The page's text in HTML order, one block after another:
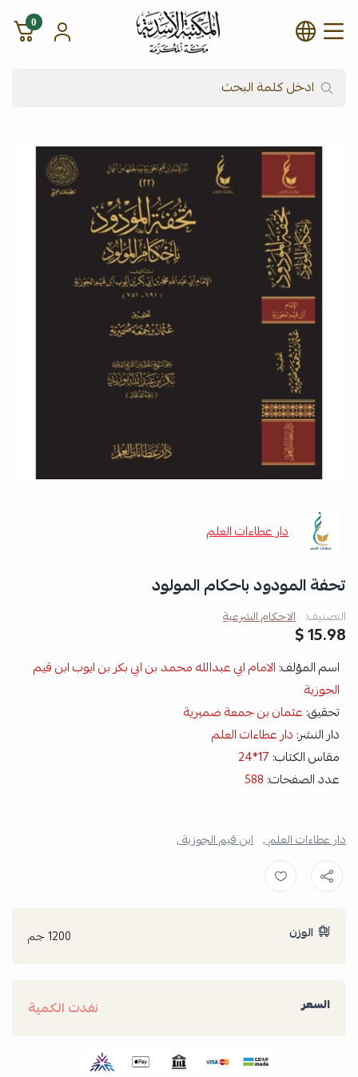
شركة المكتبة الأسدية للنشر
0
دار عطاءات العلم
تحفة المودود باحكام المولود
التصنيف: الاحكام الشرعية
15.98 $
اسم المؤلف: الامام ابي عبدالله محمد بن ابي بكر بن ايوب ابن قيم
الجوزية
تحقيق: عثمان بن جمعة ضميرية
دار النشر: دار عطاءات العلم
مقاس الكتاب: 17*24
عدد الصفحات:
دار عطاءات العلم , ابن قيم الجوزية ,
الوزن 1200 جم
السعر نفدت الكمية